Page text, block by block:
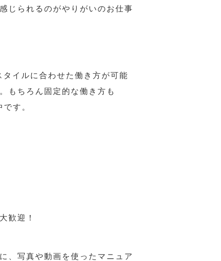
じられるのがやりがいのお仕事
イルに合わせた働き方が可能
もちろん固定的な働き方も
す。
歓迎！
、写真や動画を使ったマニュア